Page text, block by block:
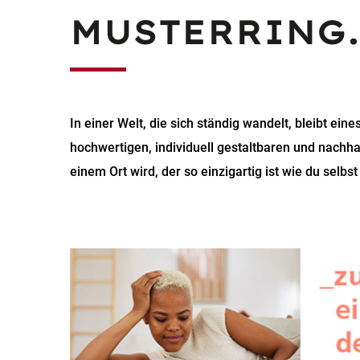
In einer Welt, die sich ständig wandelt, bleibt
hochwertigen, individuell gestaltbaren und
einem Ort wird, der so einzigartig ist wie du